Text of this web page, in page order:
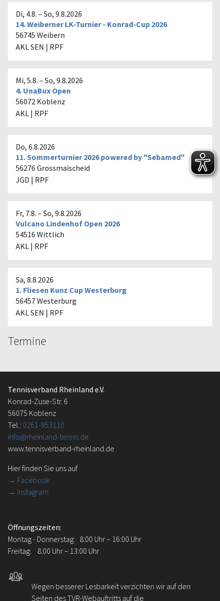
Di, 4.8. – So, 9.8.2026
14. Weiberner LK-Turnier - Konrad-Cup 2026
56745 Weibern
AKLSEN | RPF
Mi, 5.8. – So, 9.8.2026
4. UnaBux Open
56072 Koblenz
AKL | RPF
Do, 6.8.2026
11. Sommerturnier 2026 powered by "Sebamed"
56276 Grossmaischeid
JGD | RPF
Fr, 7.8. – So, 9.8.2026
Vulcano Lindenhof Open 2026
54516 Wittlich
AKL | RPF
Sa, 8.8.2026
1. Fliesen Kunz Cup Westerburg
56457 Westerburg
AKLSEN | RPF
Termine
Tennisverband Rheinland e.V.
Konrad-Zuse-Str. 6
56075 Koblenz
Tel.: 0261-953110
info@rheinland-tennis.de
www.tennisverband-rheinland.de
Hier finden Sie uns auf
→ Facebook
→ Instagram
Öffnungszeiten:
Montag - Donnerstag: 8:00 Uhr – 16:00 Uhr
Freitag: 8:00 Uhr – 13:00 Uhr
Wegen besserer Lesbarkeit verzichten wir auf den
Seiten des TVR-Webauftritts auf die